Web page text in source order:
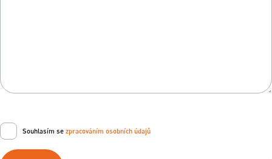
Souhlasím se zpracováním osobních údajů